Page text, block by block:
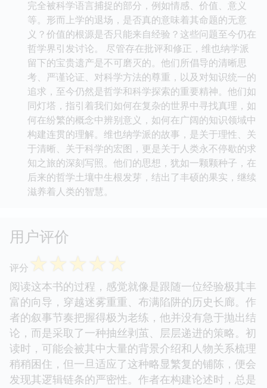
完全被科学语言捕捉的部分，例如情感、价值、意义
等。形而上学的退场，是否真的意味着其命题的无意
义？价值的根源是否只能来自经验？这些问题至今仍在
哲学界引发讨论。 尽管存在批评和修正，维也纳学派
留下的宝贵遗产是不可磨灭的。他们所倡导的清晰思
考、严谨论证、对科学方法的尊重，以及对知识统一的
追求，至今仍然是哲学和科学探索的重要精神。他们如
同灯塔，指引着我们如何在复杂的世界中寻找真理，如
何在纷繁的概念中辨别意义，如何在广阔的知识领域中
构建连贯的理解。维也纳学派的故事，是关于理性、关
于清晰、关于科学的宏图，更是关于人类永不停歇的求
知之旅的深刻写照。他们的思想，犹如一颗颗种子，在
后来的哲学土壤中生根发芽，结出了丰硕的果实，继续
滋养着人类的智慧。
用户评价
评分 ☆☆☆☆☆
阅读这本书的过程，感觉就像是跟随一位经验极其丰
富的向导，穿越迷雾重重、布满陷阱的历史长廊。作
者的叙事节奏把握得极为老练，他并没有急于抛出结
论，而是采取了一种抽丝剥茧、层层递进的策略。初
读时，可能会被其中大量的背景介绍和人物关系梳理
稍稍困住，但一旦适应了这种略显繁复的铺陈，便会
发现其逻辑链条的严密性。作者在构建论述时，总是